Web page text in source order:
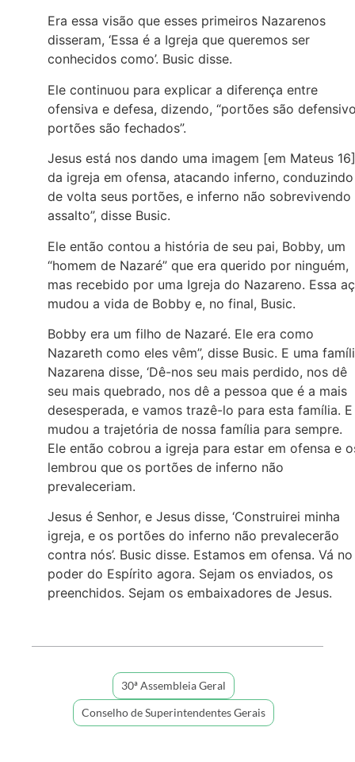
Era essa visão que esses primeiros Nazarenos
disseram, ‘Essa é a Igreja que queremos ser
conhecidos como’. Busic disse.
Ele continuou para explicar a diferença entre
ofensiva e defesa, dizendo, “portões são
portões são fechados”.
Jesus está nos dando uma imagem [em Mateus 16]
da igreja em ofensa, atacando inferno, conduzindo
de volta seus portões, e inferno não sobrevivendo
assalto”, disse Busic.
Ele então contou a história de seu pai, Bobby, um
“homem de Nazaré” que era querido por ninguém,
mas recebido por uma Igreja do Nazareno. Essa
mudou a vida de Bobby e, no final, Busic.
Bobby era um filho de Nazaré. Ele era como
Nazareth como eles vêm”, disse Busic. E uma
Nazarena disse, ‘Dê-nos seu mais perdido, nos dê
seu mais quebrado, nos dê a pessoa que é a mais
desesperada, e vamos trazê-lo para esta família. E
mudou a trajetória de nossa família para sempre.
Ele então cobrou a igreja para estar em ofensa e
lembrou que os portões de inferno não
prevaleceriam.
Jesus é Senhor, e Jesus disse, ‘Construirei minha
igreja, e os portões do inferno não prevalecerão
contra nós’. Busic disse. Estamos em ofensa. Vá no
poder do Espírito agora. Sejam os enviados, os
preenchidos. Sejam os embaixadores de Jesus.
30ª Assembleia Geral
Conselho de Superintendentes Gerais